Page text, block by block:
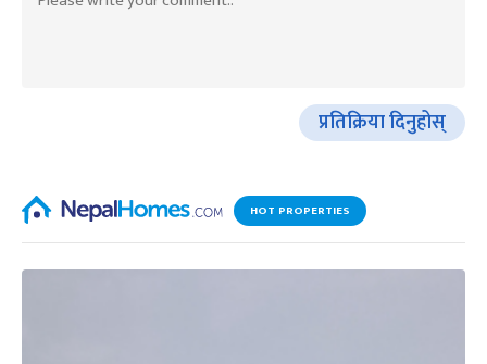
प्रतिक्रिया दिनुहोस्
HOT PROPERTIES